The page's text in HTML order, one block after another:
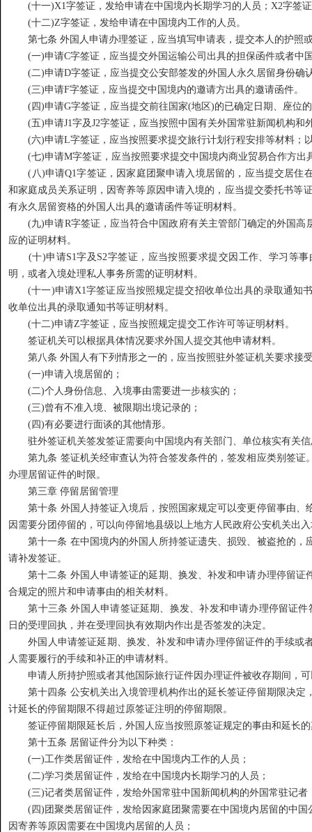
(十一)X1字签证，发给申请在中国境内长期学习的人员；X2字签
(十二)Z字签证，发给申请在中国境内工作的人员。
第七条 外国人申请办理签证，应当填写申请表，提交本人的护照
(一)申请C字签证，应当提交外国运输公司出具的担保函件或者中
(二)申请D字签证，应当提交公安部签发的外国人永久居留身份确
(三)申请F字签证，应当提交中国境内的邀请方出具的邀请函件。
(四)申请G字签证，应当提交前往国家(地区)的已确定日期、座位
(五)申请J1字及J2字签证，应当按照中国有关外国常驻新闻机构和
(六)申请L字签证，应当按照要求提交旅行计划行程安排等材料；
(七)申请M字签证，应当按照要求提交中国境内商业贸易合作方出
(八)申请Q1字签证，因家庭团聚申请入境居留的，应当提交居住
和家庭成员关系证明，因寄养等原因申请入境的，应当提交委托书等
有永久居留资格的外国人出具的邀请函件等证明材料。
(九)申请R字签证，应当符合中国政府有关主管部门确定的外国高
应的证明材料。
(十)申请S1字及S2字签证，应当按照要求提交因工作、学习等事
明，或者入境处理私人事务所需的证明材料。
(十一)申请X1字签证应当按照规定提交招收单位出具的录取通知
收单位出具的录取通知书等证明材料。
(十二)申请Z字签证，应当按照规定提交工作许可等证明材料。
签证机关可以根据具体情况要求外国人提交其他申请材料。
第八条 外国人有下列情形之一的，应当按照驻外签证机关要求接
(一)申请入境居留的；
(二)个人身份信息、入境事由需要进一步核实的；
(三)曾有不准入境、被限期出境记录的；
(四)有必要进行面谈的其他情形。
驻外签证机关签发签证需要向中国境内有关部门、单位核实有关信
第九条 签证机关经审查认为符合签发条件的，签发相应类别签证
办理居留证件的时限。
第三章 停留居留管理
第十条 外国人持签证入境后，按照国家规定可以变更停留事由、
因需要分团停留的，可以向停留地县级以上地方人民政府公安机关出
第十一条 在中国境内的外国人所持签证遗失、损毁、被盗抢的，
请补发签证。
第十二条 外国人申请签证的延期、换发、补发和申请办理停留证
合规定的照片和申请事由的相关材料。
第十三条 外国人申请签证延期、换发、补发和申请办理停留证件
日的受理回执，并在受理回执有效期内作出是否签发的决定。
外国人申请签证延期、换发、补发和申请办理停留证件的手续或
人需要履行的手续和补正的申请材料。
申请人所持护照或者其他国际旅行证件因办理证件被收存期间，可
第十四条 公安机关出入境管理机构作出的延长签证停留期限决定
计延长的停留期限不得超过原签证注明的停留期限。
签证停留期限延长后，外国人应当按照原签证规定的事由和延长的
第十五条 居留证件分为以下种类：
(一)工作类居留证件，发给在中国境内工作的人员；
(二)学习类居留证件，发给在中国境内长期学习的人员；
(三)记者类居留证件，发给外国常驻中国新闻机构的外国常驻记者
(四)团聚类居留证件，发给因家庭团聚需要在中国境内居留的中国
因寄养等原因需要在中国境内居留的人员；